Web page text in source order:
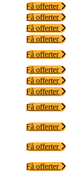
Få offerter
Få offerter
Få offerter
Få offerter
Få offerter
Få offerter
Få offerter
Få offerter
Få offerter
Få offerter
Få offerter
Få offerter